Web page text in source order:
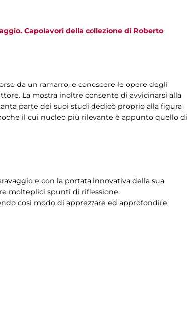
Capolavori della collezione di Roberto
da un ramarro, e conoscere le opere degli
La mostra inoltre consente di avvicinarsi alla
parte dei suoi studi dedicò proprio alla figura
il cui nucleo più rilevante è appunto quello di
e con la portata innovativa della sua
molteplici spunti di riflessione.
così modo di apprezzare ed approfondire